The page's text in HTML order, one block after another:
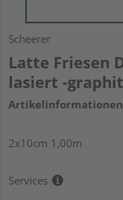
Scheerer
Latte Friesen
lasiert -
Artikelinformationen
2x10cm 1,00m
Services